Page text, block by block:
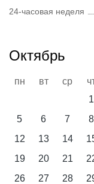
24-часовая неделя
Октябрь
пн вт ср
1
5
6 7 8
12
13 14
19
20 21
26
27 28